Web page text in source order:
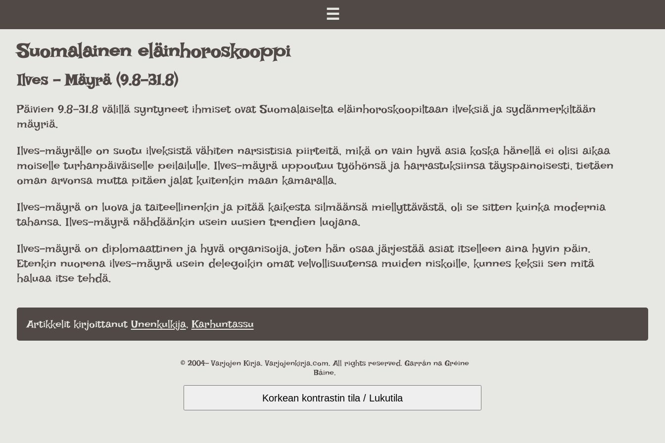
☰
Suomalainen eläinhoroskooppi
Ilves - Mäyrä (9.8-31.8)
Päivien 9.8-31.8 välillä syntyneet ihmiset ovat Suomalaiselta eläinhoroskoopiltaan ilveksiä ja sydänmerkiltään
mäyriä.
Ilves-mäyrälle on suotu ilveksistä vähiten narsistisia piirteitä, mikä on vain hyvä asia koska hänellä ei olisi aikaa
moiselle turhanpäiväiselle peilailulle. Ilves-mäyrä uppoutuu työhönsä ja harrastuksiinsa täyspainoisesti, tietäen
oman arvonsa mutta pitäen jalat kuitenkin maan kamaralla.
Ilves-mäyrä on luova ja taiteellinenkin ja pitää kaikesta silmäänsä miellyttävästä, oli se sitten kuinka modernia
tahansa. Ilves-mäyrä nähdäänkin usein uusien trendien luojana.
Ilves-mäyrä on diplomaattinen ja hyvä organisoija, joten hän osaa järjestää asiat itselleen aina hyvin päin.
Etenkin nuorena ilves-mäyrä usein delegoikin omat velvollisuutensa muiden niskoille, kunnes keksii sen mitä
haluaa itse tehdä.
Artikkelit kirjoittanut Unenkulkija, Karhuntassu
© 2004- Varjojen Kirja. Varjojenkirja.com. All rights reserved. Garrán na Gréine
Báine.
Korkean kontrastin tila / Lukutila